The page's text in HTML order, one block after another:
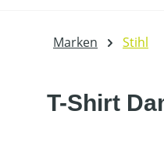
Marken Stihl
T-Shirt